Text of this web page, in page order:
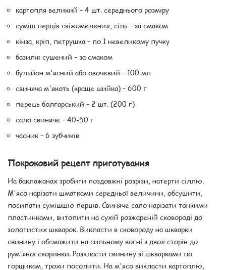
картопля великий – 4 шт. середнього розміру
суміш перців свіжомелених, сіль – за смаком
кінза, кріп, петрушка – по 1 невеликому пучку
базилік сушений – за смаком
бульйон м'ясний або овочевий – 100 мл
свиняча м'якоть (краще шийка) – 600 г
перець болгарський – 2 шт. (200 г)
сало свиняче – 40-50 г
часник – 6 зубчиків
Покроковий рецепт приготування
На баклажанах зробити поздовжні розрізи, натерти сіллю.
М'ясо нарізати шматками середньої величини, обсушити,
посипати сумішшю перців. Свиняче сало нарізати тонкими
пластинками, витопити на сухій розжареній сковороді до
золотистих шкварок. Викласти в сковороду на шкварки
свинину і обсмажити на сильному вогні з двох сторін до
рум'яної скоринки. Розкласти свинину зі шкварками по
горщикам, трохи посолити. На м'ясо викласти картоплю,